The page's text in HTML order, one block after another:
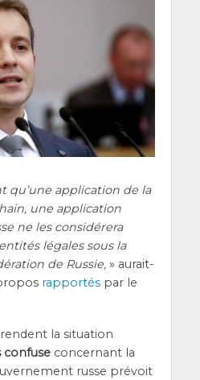
qu’une appli­ca­tion de la
une appli­ca­tion
ne les consi­dé­re­ra
légales sous la
de Rus­sie,» aurait-
rap­por­téspar le
la situa­tion
confuseconcer­nant la
russe pré­voit